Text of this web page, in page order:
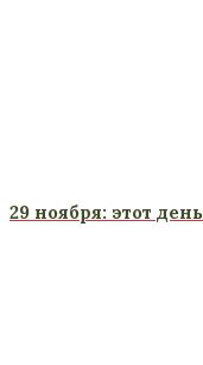
29 ноября: этот